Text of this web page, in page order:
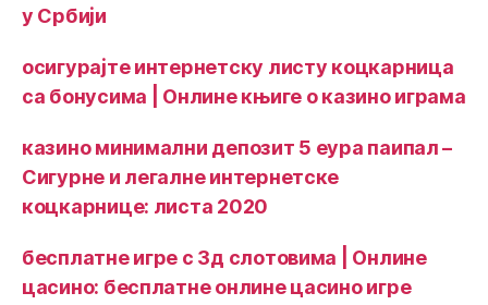
у Србији
осигурајте интернетску листу коцкарница
са бонусима | Онлине књиге о казино играма
казино минимални депозит 5 еура паипал –
Сигурне и легалне интернетске
коцкарнице: листа 2020
бесплатне игре с 3д слотовима | Онлине
цасино: бесплатне онлине цасино игре